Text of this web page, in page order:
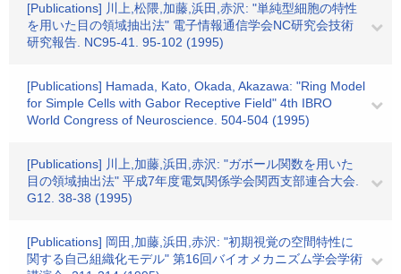
[Publications] 川上,松隈,加藤,浜田,赤沢: "単純型細胞の特性
を用いた目の領域抽出法" 電子情報通信学会NC研究会技術
研究報告. NC95-41. 95-102 (1995)
[Publications] Hamada, Kato, Okada, Akazawa: "Ring Model
for Simple Cells with Gabor Receptive Field" 4th IBRO
World Congress of Neuroscience. 504-504 (1995)
[Publications] 川上,加藤,浜田,赤沢: "ガボール関数を用いた
目の領域抽出法" 平成7年度電気関係学会関西支部連合大会.
G12. 38-38 (1995)
[Publications] 岡田,加藤,浜田,赤沢: "初期視覚の空間特性に
関する自己組織化モデル" 第16回バイオメカニズム学会学術